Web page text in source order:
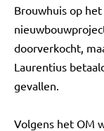
Brouwhuis op
doorverkocht,
Laurentius
gevallen.
Volgens het OM